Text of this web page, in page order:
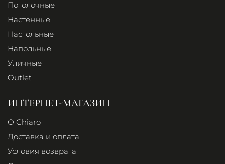
Потолочные
Настенные
Настольные
Напольные
Уличные
Outlet
ИНТЕРНЕТ-МАГАЗИН
О Chiaro
Доставка и оплата
Условия возврата